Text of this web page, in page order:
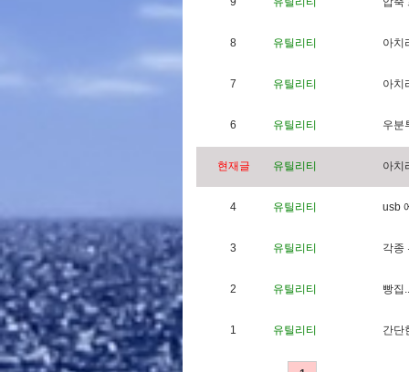
8 유틸리티 아치
7 유틸리티 아치
6 유틸리티 우분
현재글 유틸리티 아치
4 유틸리티 usb
3 유틸리티 각종
2 유틸리티 빵집 ..
1 유틸리티 간단